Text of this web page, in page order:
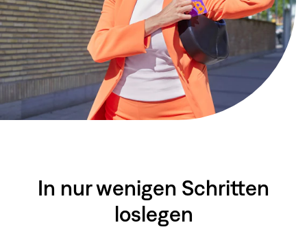
In nur wenigen Schritten
loslegen